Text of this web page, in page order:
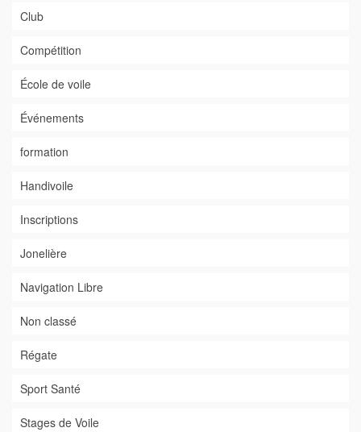
Club
Compétition
École de voile
Événements
formation
Handivoile
Inscriptions
Jonelière
Navigation Libre
Non classé
Régate
Sport Santé
Stages de Voile